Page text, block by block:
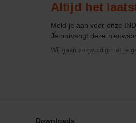
Altijd het
Meld je aan voor onze
Je ontvangt deze
Wij gaan zorgvuldig met je
Downloads